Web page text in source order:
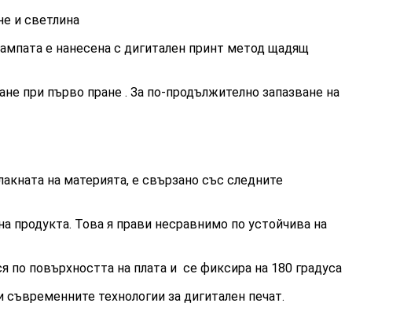
и светлина
е нанесена с дигитален принт метод щадящ
при първо пране . За по-продължително запазване на
на материята, е свързано със следните
продукта. Това я прави несравнимо по устойчива на
по повърхността на плата и се фиксира на 180 градуса
технологии за дигитален печат.